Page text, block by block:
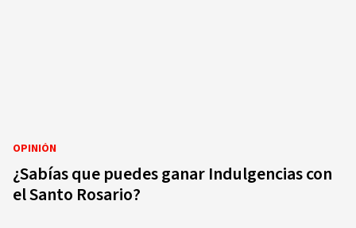
OPINIÓN
¿Sabías que puedes ganar Indulgencias con
el Santo Rosario?